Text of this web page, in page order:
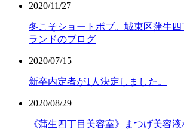
2020/11/27
冬こそショートボブ。城東区蒲生
ランドのブログ
2020/07/15
新卒内定者が1人決定しました。
2020/08/29
《蒲生四丁目美容室》まつげ美容液